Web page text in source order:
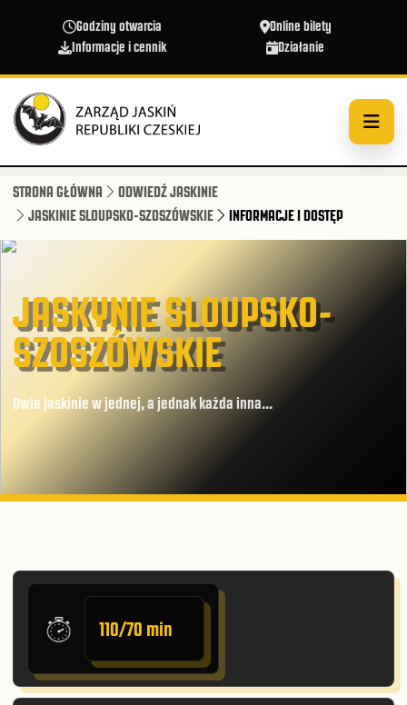
Godziny otwarcia
Online bilety
Informacje i cennik
Działanie
STRONA GŁÓWNA
ODWIEDŹ JASKINIE
JASKINIE SLOUPSKO-SZOSZÓWSKIE
INFORMACJE I DOSTĘP
JASKYNIE SLOUPSKO-
SZOSZÓWSKIE
Dwie jaskinie w jednej, a jednak każda inna...
110/70 min